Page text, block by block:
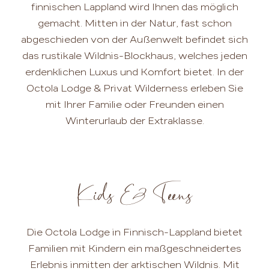
finnischen Lappland wird Ihnen das möglich
gemacht. Mitten in der Natur, fast schon
abgeschieden von der Außenwelt befindet sich
das rustikale Wildnis-Blockhaus, welches jeden
erdenklichen Luxus und Komfort bietet. In der
Octola Lodge & Privat Wilderness erleben Sie
mit Ihrer Familie oder Freunden einen
Winterurlaub der Extraklasse.
Kids & Teens
Die Octola Lodge in Finnisch-Lappland bietet
Familien mit Kindern ein maßgeschneidertes
Erlebnis inmitten der arktischen Wildnis. Mit